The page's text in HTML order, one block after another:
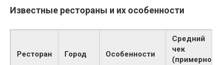
Известные рестораны и их особенности
Ресторан Город Особенности
Средний
чек
(примерно,